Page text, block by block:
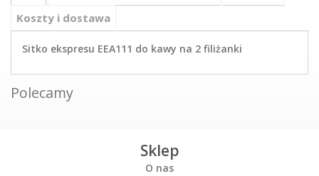
Koszty i dostawa
Sitko ekspresu EEA111 do kawy na 2 filiżanki
Polecamy
Sklep
O nas